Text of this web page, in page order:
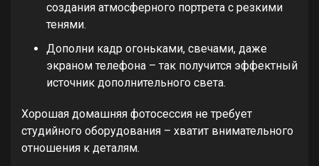
создания атмосферного портрета с резкими
тенями.
Дополни кадр огоньками, свечами, даже
экраном телефона – так получится эффектный
источник дополнительного света.
Хорошая домашняя фотосессия не требует
студийного оборудования – хватит внимательного
отношения к деталям.